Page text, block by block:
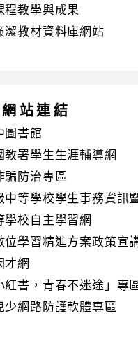
程教學與成果
潔教材資料庫網站
站連結
圖書館
教署學生生涯輔導網
騙防治專區
中等學校學生事務資訊
學校自主學習網
位學習精進方案政策宣
才網
紅書，青春不迷途」專
少網路防護軟體專區